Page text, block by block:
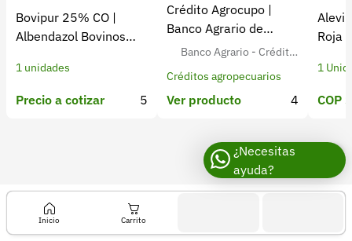
Bovipur 25% CO |
Albendazol Bovinos
1 unidades
Precio a cotizar 5
Crédito Agrocupo |
Banco Agrario de
Colombia
Banco Agrario - Crédito
Agropecuario para Agricult
Créditos agropecuarios
Ver producto 4
Roja
1
COP
contacto@croper.com
© 2026 Croper.com Todos los derechos reservados
Versión 5.44.0
Síguenos
Inicio Carrito
¿Necesitas
ayuda?